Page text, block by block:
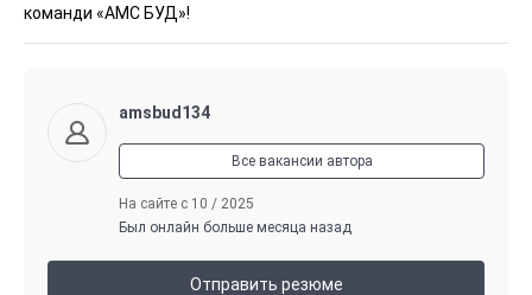
команди «АМС БУД»!
amsbud134
Все вакансии автора
На сайте с 10 / 2025
Был онлайн больше месяца назад
Отправить резюме